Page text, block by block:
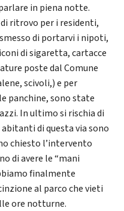
in piena notte.
ritrovo per i residenti,
di portarvi i nipoti,
di sigaretta, cartacce
poste dal Comune
scivoli,) e per
panchine, sono state
In ultimo si rischia di
di questa via sono
chiesto l’intervento
di avere le “mani
finalmente
al parco che vieti
ore notturne.